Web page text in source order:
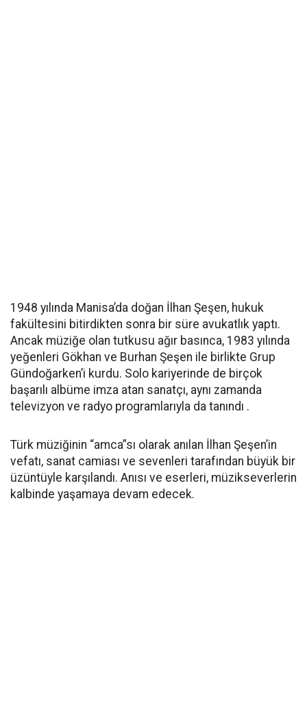
1948 yılında Manisa’da doğan İlhan Şeşen, hukuk
fakültesini bitirdikten sonra bir süre avukatlık yaptı.
Ancak müziğe olan tutkusu ağır basınca, 1983 yılında
yeğenleri Gökhan ve Burhan Şeşen ile birlikte Grup
Gündoğarken’i kurdu. Solo kariyerinde de birçok
başarılı albüme imza atan sanatçı, aynı zamanda
televizyon ve radyo programlarıyla da tanındı .
Türk müziğinin “amca”sı olarak anılan İlhan Şeşen’in
vefatı, sanat camiası ve sevenleri tarafından büyük bir
üzüntüyle karşılandı. Anısı ve eserleri, müzikseverlerin
kalbinde yaşamaya devam edecek.